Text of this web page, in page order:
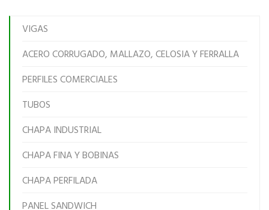
VIGAS
ACERO CORRUGADO, MALLAZO, CELOSIA Y FERRALLA
PERFILES COMERCIALES
TUBOS
CHAPA INDUSTRIAL
CHAPA FINA Y BOBINAS
CHAPA PERFILADA
PANEL SANDWICH